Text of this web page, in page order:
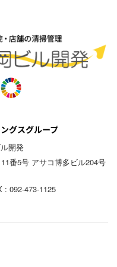
開発
番5号 アサコ博多ビル204号
092-473-1125